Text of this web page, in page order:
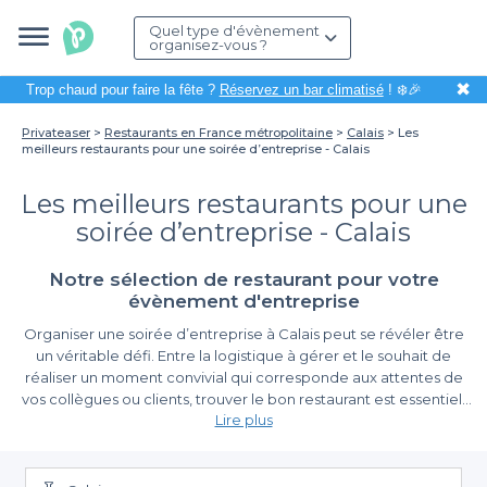
Quel type d'évènement
organisez-vous ?
Trop chaud pour faire la fête ? Réservez un bar climatisé! ❄️🎉 ✖
Privateaser Restaurants en France métropolitaine Calais
Les
meilleurs restaurants pour une soirée d’entreprise - Calais
Les meilleurs restaurants pour une
soirée d’entreprise - Calais
Notre sélection de restaurant pour votre
évènement d'entreprise
Organiser une soirée d’entreprise à Calais peut se révéler être
un véritable défi. Entre la logistique à gérer et le souhait de
réaliser un moment convivial qui corresponde aux attentes de
vos collègues ou clients, trouver le bon restaurant est essentiel.
Un cadre agréable, une bonne ambiance et une carte adaptée
professionnel.
La simplicité de réservation avec Privateaser
Lire plus